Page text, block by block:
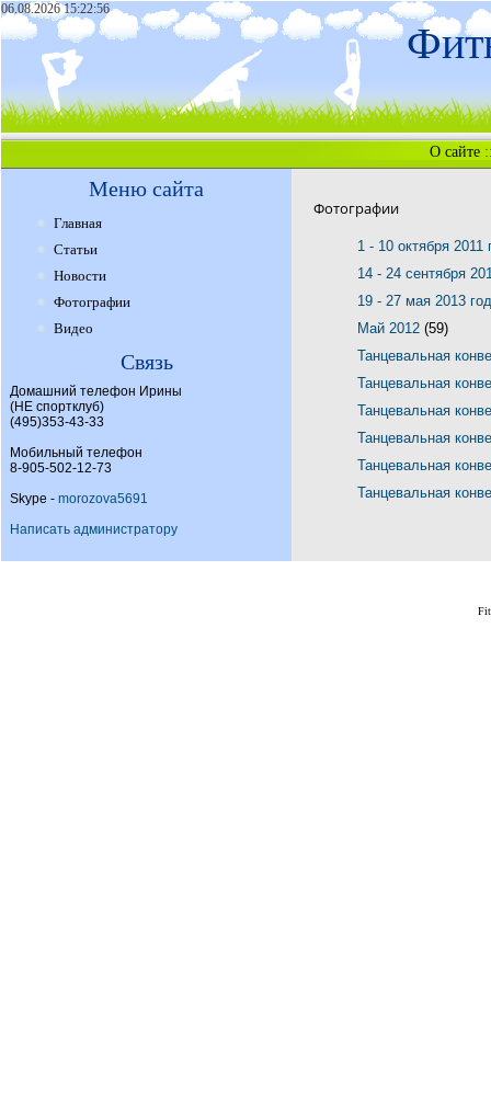
06.08.2026 15:22:56
О сайте
Меню сайта
Главная
Статьи
Новости
Фотографии
Видео
Связь
Домашний телефон Ирины
(НЕ спортклуб)
(495)353-43-33
Мобильный телефон
8-905-502-12-73
Skype - morozova5691
Написать администратору
Фотографии
1 - 10 октября 2011
14 - 24 сентября
19 - 27 мая 2013
Май 2012 (59)
Танцевальная
Танцевальная
Танцевальная
Танцевальная
Танцевальная
Танцевальная